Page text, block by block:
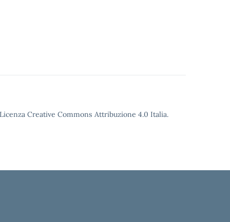
Creative Commons Attribuzione 4.0 Italia.